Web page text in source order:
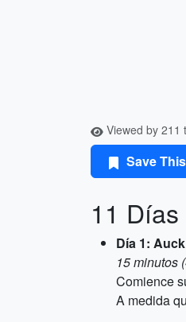
Viewed by 211
Save
11
Día 1:
15 minutos
Comience
A medida